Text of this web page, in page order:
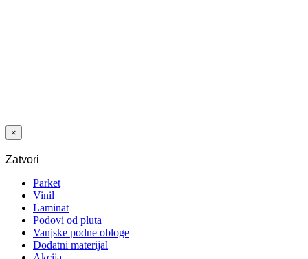
×
Zatvori
Parket
Vinil
Laminat
Podovi od pluta
Vanjske podne obloge
Dodatni materijal